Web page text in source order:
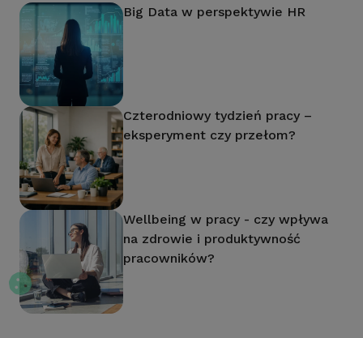
Big Data w perspektywie HR
Czterodniowy tydzień pracy –
eksperyment czy przełom?
Wellbeing w pracy - czy wpływa
na zdrowie i produktywność
pracowników?